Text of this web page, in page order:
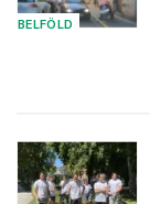
BELFÖLD